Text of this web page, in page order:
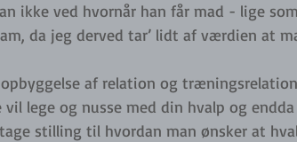
ikke ved hvornår han får mad - lige
da jeg derved tar’ lidt af værdien at
af relation og
lege og nusse med din hvalp og
stilling til hvordan man ønsker at